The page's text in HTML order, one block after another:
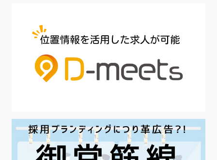
#魅力の伝え方 #求職者 #27卒
#採用オウンドメディア #業種別
#採用ピッチ資料 #28卒 #ロールモデル
#地方採用 #第二新卒 #採用の効率化
#AI活用 #職場カルチャーギャップ